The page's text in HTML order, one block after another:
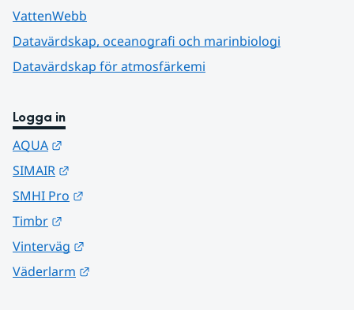
VattenWebb
Datavärdskap, oceanografi och marinbiologi
Datavärdskap för atmosfärkemi
Logga in
AQUA
SIMAIR
SMHI Pro
Timbr
Vinterväg
Väderlarm